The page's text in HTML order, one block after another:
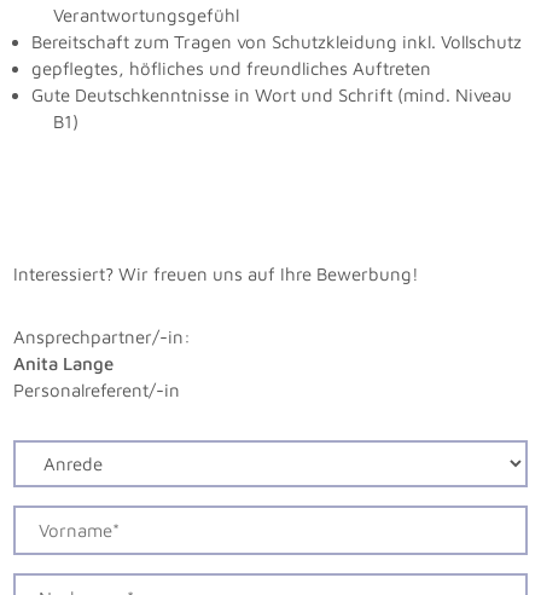
Verantwortungsgefühl
Bereitschaft zum Tragen von Schutzkleidung inkl. Vollschutz
gepflegtes, höfliches und freundliches Auftreten
Gute Deutschkenntnisse in Wort und Schrift (mind. Niveau
B1)
Interessiert? Wir freuen uns auf Ihre Bewerbung!
Ansprechpartner/-in:
Anita Lange
Personalreferent/-in